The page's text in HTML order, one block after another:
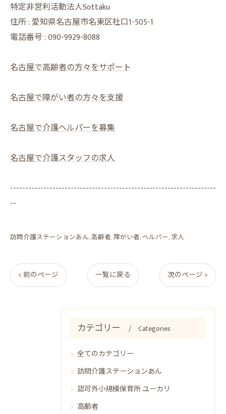
特定非営利活動法人Sottaku
住所 : 愛知県名古屋市名東区社口1-505-1
電話番号 :090-9929-8088
名古屋で高齢者の方々をサポート
名古屋で障がい者の方々を支援
名古屋で介護ヘルパーを募集
名古屋で介護スタッフの求人
--------------------------------------------------------------------
--
訪問介護ステーションあん 高齢者 障がい者 ヘルパー 求人
< 前のページ 一覧に戻る 次のページ >
カテゴリー Categories
全てのカテゴリー
訪問介護ステーションあん
認可外小規模保育所 ユーカリ
高齢者